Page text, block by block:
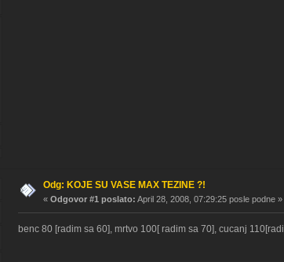
Odg: KOJE SU VASE MAX TEZINE ?!
« Odgovor #1 poslato: April 28, 2008, 07:29:25 posle podne »
benc 80 [radim sa 60], mrtvo 100[ radim sa 70], cucanj